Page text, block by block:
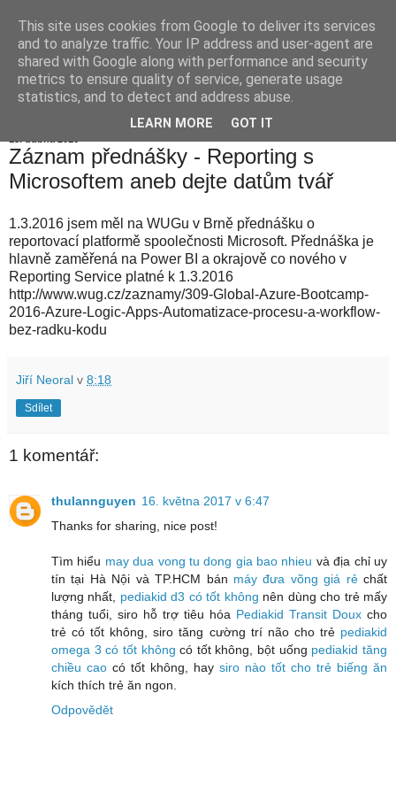
Jiří Neoral
Záznam přednášky - Reporting s
Microsoftem aneb dejte datům tvář
1.3.2016 jsem měl na WUGu v Brně přednášku o
reportovací platformě spoolečnosti Microsoft. Přednáška je
hlavně zaměřená na Power BI a okrajově co nového v
Reporting Service platné k 1.3.2016
http://www.wug.cz/zaznamy/309-Global-Azure-Bootcamp-
2016-Azure-Logic-Apps-Automatizace-procesu-a-workflow-
bez-radku-kodu
Jiří Neoral v 8:18
Sdílet
1 komentář:
thulannguyen 16. května 2017 v 6:47
Thanks for sharing, nice post!
Tìm hiểu may dua vong tu dong gia bao nhieu và địa chỉ uy
tín tại Hà Nội và TP.HCM bán máy đưa võng giá rẻchất
lượng nhất, pediakid d3 có tốt không nên dùng cho trẻ mấy
tháng tuổi, siro hỗ trợ tiêu hóa Pediakid Transit Doux cho
trẻ có tốt không, siro tăng cường trí não cho trẻ pediakid
omega 3 có tốt không có tốt không, bột uống pediakid tăng
chiều cao có tốt không, hay siro nào tốt cho trẻ biếng ăn
kích thích trẻ ăn ngon.
Odpovědět
This site uses cookies from Google to deliver its services
and to analyze traffic. Your IP address and user-agent are
shared with Google along with performance and security
metrics to ensure quality of service, generate usage
statistics, and to detect and address abuse.
LEARN MORE GOT IT